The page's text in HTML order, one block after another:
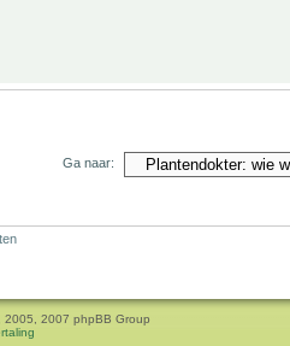
Ga naar:
2007 phpBB Group